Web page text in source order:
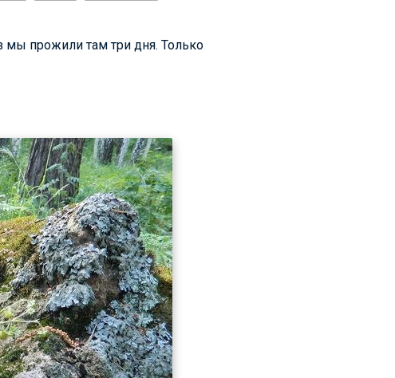
мы прожили там три дня. Только